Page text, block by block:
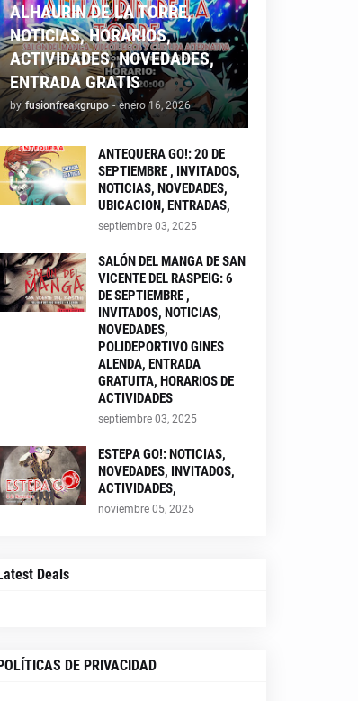
ALHAURIN DE LA TORRE,
NOTICIAS, HORARIOS,
ACTIVIDADES, NOVEDADES,
ENTRADA GRATIS
by fusionfreakgrupo - enero 16, 2026
ANTEQUERA GO!: 20 DE
SEPTIEMBRE , INVITADOS,
NOTICIAS, NOVEDADES,
UBICACION, ENTRADAS,
septiembre 03, 2025
SALÓN DEL MANGA DE SAN
VICENTE DEL RASPEIG: 6
DE SEPTIEMBRE ,
INVITADOS, NOTICIAS,
NOVEDADES,
POLIDEPORTIVO GINES
ALENDA, ENTRADA
GRATUITA, HORARIOS DE
ACTIVIDADES
septiembre 03, 2025
ESTEPA GO!: NOTICIAS,
NOVEDADES, INVITADOS,
ACTIVIDADES,
noviembre 05, 2025
Deals
DE PRIVACIDAD